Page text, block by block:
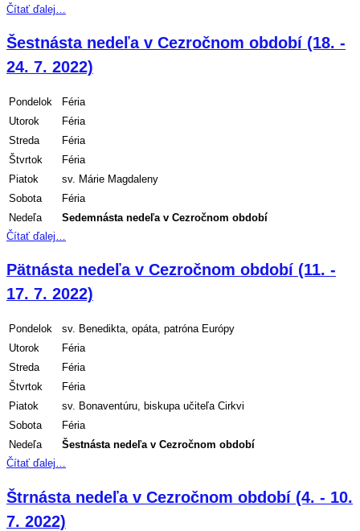
Čítať ďalej…
Šestnásta nedeľa v Cezročnom období (18. -
24. 7. 2022)
Pondelok
Féria
Utorok
Féria
Streda
Féria
Štvrtok
Féria
Piatok
sv. Márie Magdaleny
Sobota
Féria
Nedeľa
Sedemnástanedeľa v Cezročnom období
Čítať ďalej…
Pätnásta nedeľa v Cezročnom období (11. -
17. 7. 2022)
Pondelok
sv. Benedikta, opáta, patróna Európy
Utorok
Féria
Streda
Féria
Štvrtok
Féria
Piatok
sv. Bonaventúru, biskupa učiteľa Cirkvi
Sobota
Féria
Nedeľa
Šestnástanedeľa v Cezročnom období
Čítať ďalej…
Štrnásta nedeľa v Cezročnom období (4. - 10.
7. 2022)